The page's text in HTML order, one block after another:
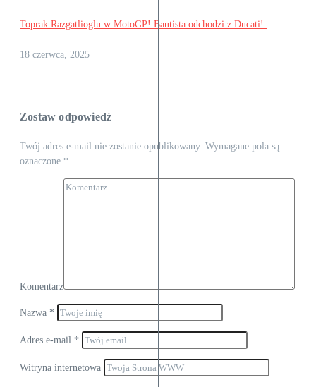
Toprak Razgatlioglu w MotoGP! Bautista odchodzi z Ducati!
18 czerwca, 2025
Zostaw odpowiedź
Twój adres e-mail nie zostanie opublikowany. Wymagane pola są
oznaczone *
Komentarz
Nazwa *
Adres e-mail *
Witryna internetowa